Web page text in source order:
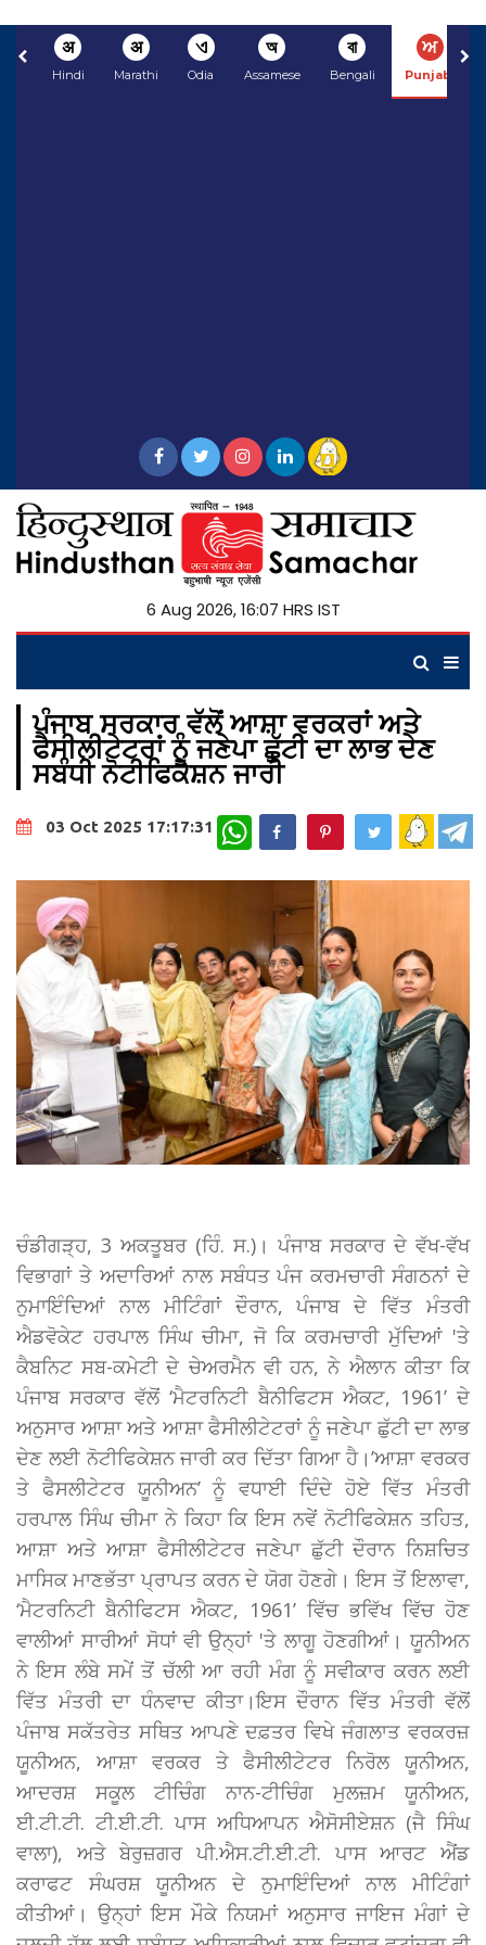
अ
Hindi
अ
Marathi
ଏ
Odia
অ
Assamese
বা
Bengali
ਅ
Punjabi
6 Aug 2026, 16:07 HRS IST
ਪੰਜਾਬ ਸਰਕਾਰ ਵੱਲੋਂ ਆਸ਼ਾ ਵਰਕਰਾਂ ਅਤੇ
ਫੈਸੀਲੀਟੇਟਰਾਂ ਨੂੰ ਜਣੇਪਾ ਛੁੱਟੀ ਦਾ ਲਾਭ ਦੇਣ
ਸਬੰਧੀ ਨੋਟੀਫਿਕੇਸ਼ਨ ਜਾਰੀ
03 Oct 2025 17:17:31 WhatsApp
ਚੰਡੀਗੜ੍ਹ, 3 ਅਕਤੂਬਰ (ਹਿੰ. ਸ.)। ਪੰਜਾਬ ਸਰਕਾਰ ਦੇ ਵੱਖ-ਵੱਖ
ਵਿਭਾਗਾਂ ਤੇ ਅਦਾਰਿਆਂ ਨਾਲ ਸਬੰਧਤ ਪੰਜ ਕਰਮਚਾਰੀ ਸੰਗਠਨਾਂ ਦੇ
ਨੁਮਾਇੰਦਿਆਂ ਨਾਲ ਮੀਟਿੰਗਾਂ ਦੌਰਾਨ, ਪੰਜਾਬ ਦੇ ਵਿੱਤ ਮੰਤਰੀ
ਐਡਵੋਕੇਟ ਹਰਪਾਲ ਸਿੰਘ ਚੀਮਾ, ਜੋ ਕਿ ਕਰਮਚਾਰੀ ਮੁੱਦਿਆਂ 'ਤੇ
ਕੈਬਨਿਟ ਸਬ-ਕਮੇਟੀ ਦੇ ਚੇਅਰਮੈਨ ਵੀ ਹਨ, ਨੇ ਐਲਾਨ ਕੀਤਾ ਕਿ
ਪੰਜਾਬ ਸਰਕਾਰ ਵੱਲੋਂ ‘ਮੈਟਰਨਿਟੀ ਬੈਨੀਫਿਟਸ ਐਕਟ, 1961’ ਦੇ
ਅਨੁਸਾਰ ਆਸ਼ਾ ਅਤੇ ਆਸ਼ਾ ਫੈਸੀਲੀਟੇਟਰਾਂ ਨੂੰ ਜਣੇਪਾ ਛੁੱਟੀ ਦਾ ਲਾਭ
ਦੇਣ ਲਈ ਨੋਟੀਫਿਕੇਸ਼ਨ ਜਾਰੀ ਕਰ ਦਿੱਤਾ ਗਿਆ ਹੈ।’ਆਸ਼ਾ ਵਰਕਰ
ਤੇ ਫੈਸਲੀਟੇਟਰ ਯੂਨੀਅਨ’ ਨੂੰ ਵਧਾਈ ਦਿੰਦੇ ਹੋਏ ਵਿੱਤ ਮੰਤਰੀ
ਹਰਪਾਲ ਸਿੰਘ ਚੀਮਾ ਨੇ ਕਿਹਾ ਕਿ ਇਸ ਨਵੇਂ ਨੋਟੀਫਿਕੇਸ਼ਨ ਤਹਿਤ,
ਆਸ਼ਾ ਅਤੇ ਆਸ਼ਾ ਫੈਸੀਲੀਟੇਟਰ ਜਣੇਪਾ ਛੁੱਟੀ ਦੌਰਾਨ ਨਿਸ਼ਚਿਤ
ਮਾਸਿਕ ਮਾਣਭੱਤਾ ਪ੍ਰਾਪਤ ਕਰਨ ਦੇ ਯੋਗ ਹੋਣਗੇ। ਇਸ ਤੋਂ ਇਲਾਵਾ,
‘ਮੈਟਰਨਿਟੀ ਬੈਨੀਫਿਟਸ ਐਕਟ, 1961’ ਵਿੱਚ ਭਵਿੱਖ ਵਿੱਚ ਹੋਣ
ਵਾਲੀਆਂ ਸਾਰੀਆਂ ਸੋਧਾਂ ਵੀ ਉਨ੍ਹਾਂ 'ਤੇ ਲਾਗੂ ਹੋਣਗੀਆਂ। ਯੂਨੀਅਨ
ਨੇ ਇਸ ਲੰਬੇ ਸਮੇਂ ਤੋਂ ਚੱਲੀ ਆ ਰਹੀ ਮੰਗ ਨੂੰ ਸਵੀਕਾਰ ਕਰਨ ਲਈ
ਵਿੱਤ ਮੰਤਰੀ ਦਾ ਧੰਨਵਾਦ ਕੀਤਾ।ਇਸ ਦੌਰਾਨ ਵਿੱਤ ਮੰਤਰੀ ਵੱਲੋਂ
ਪੰਜਾਬ ਸਕੱਤਰੇਤ ਸਥਿਤ ਆਪਣੇ ਦਫ਼ਤਰ ਵਿਖੇ ਜੰਗਲਾਤ ਵਰਕਰਜ਼
ਯੂਨੀਅਨ, ਆਸ਼ਾ ਵਰਕਰ ਤੇ ਫੈਸੀਲੀਟੇਟਰ ਨਿਰੋਲ ਯੂਨੀਅਨ,
ਆਦਰਸ਼ ਸਕੂਲ ਟੀਚਿੰਗ ਨਾਨ-ਟੀਚਿੰਗ ਮੁਲਜ਼ਮ ਯੂਨੀਅਨ,
ਈ.ਟੀ.ਟੀ. ਟੀ.ਈ.ਟੀ. ਪਾਸ ਅਧਿਆਪਨ ਐਸੋਸੀਏਸ਼ਨ (ਜੈ ਸਿੰਘ
ਵਾਲਾ), ਅਤੇ ਬੇਰੁਜ਼ਗਰ ਪੀ.ਐਸ.ਟੀ.ਈ.ਟੀ. ਪਾਸ ਆਰਟ ਐਂਡ
ਕਰਾਫਟ ਸੰਘਰਸ਼ ਯੂਨੀਅਨ ਦੇ ਨੁਮਾਇੰਦਿਆਂ ਨਾਲ ਮੀਟਿੰਗਾਂ
ਕੀਤੀਆਂ। ਉਨ੍ਹਾਂ ਇਸ ਮੌਕੇ ਨਿਯਮਾਂ ਅਨੁਸਾਰ ਜਾਇਜ ਮੰਗਾਂ ਦੇ